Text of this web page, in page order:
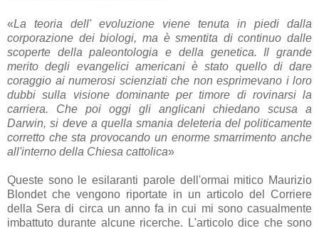
«La teoria dell' evoluzione viene tenuta in piedi dalla
corporazione dei biologi, ma è smentita di continuo dalle
scoperte della paleontologia e della genetica. Il grande
merito degli evangelici americani è stato quello di dare
coraggio ai numerosi scienziati che non esprimevano i loro
dubbi sulla visione dominante per timore di rovinarsi la
carriera. Che poi oggi gli anglicani chiedano scusa a
Darwin, si deve a quella smania deleteria del politicamente
corretto che sta provocando un enorme smarrimento anche
all'interno della Chiesa cattolica»
Queste sono le esilaranti parole dell'ormai mitico Maurizio
Blondet che vengono riportate in un articolo del Corriere
della Sera di circa un anno fa in cui mi sono casualmente
imbattuto durante alcune ricerche. L'articolo dice che sono